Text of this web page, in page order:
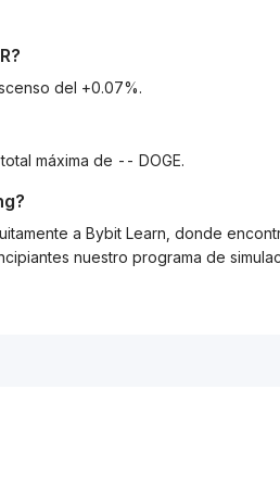
?
del +0.07%.
máxima de -- DOGE.
a Bybit Learn, donde
nuestro programa de